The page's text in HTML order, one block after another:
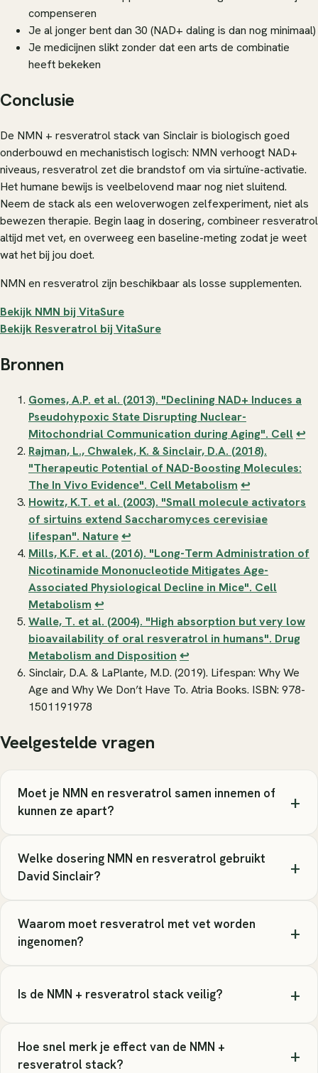
compenseren
Je al jonger bent dan 30 (NAD+ daling is dan nog minimaal)
Je medicijnen slikt zonder dat een arts de combinatie
heeft bekeken
Conclusie
De NMN + resveratrol stack van Sinclair is biologisch goed
onderbouwd en mechanistisch logisch: NMN verhoogt NAD+
niveaus, resveratrol zet die brandstof om via sirtuïne-activatie.
Het humane bewijs is veelbelovend maar nog niet sluitend.
Neem de stack als een weloverwogen zelfexperiment, niet als
bewezen therapie. Begin laag in dosering, combineer resveratrol
altijd met vet, en overweeg een baseline-meting zodat je weet
wat het bij jou doet.
NMN en resveratrol zijn beschikbaar als losse supplementen.
Bekijk NMN bij VitaSure
Bekijk Resveratrol bij VitaSure
Bronnen
Gomes, A.P. et al. (2013). "Declining NAD+ Induces a
Pseudohypoxic State Disrupting Nuclear-
Mitochondrial Communication during Aging". Cell ↩
Rajman, L., Chwalek, K. & Sinclair, D.A. (2018).
"Therapeutic Potential of NAD-Boosting Molecules:
The In Vivo Evidence". Cell Metabolism ↩
Howitz, K.T. et al. (2003). "Small molecule activators
of sirtuins extend Saccharomyces cerevisiae
lifespan". Nature↩
Mills, K.F. et al. (2016). "Long-Term Administration of
Nicotinamide Mononucleotide Mitigates Age-
Associated Physiological Decline in Mice". Cell
Metabolism ↩
Walle, T. et al. (2004). "High absorption but very low
bioavailability of oral resveratrol in humans". Drug
Metabolism and Disposition ↩
Sinclair, D.A. & LaPlante, M.D. (2019). Lifespan: Why We
Age and Why We Don’t Have To. Atria Books. ISBN: 978-
1501191978
Veelgestelde vragen
Moet je NMN en resveratrol samen innemen of
kunnen ze apart?
+
Welke dosering NMN en resveratrol gebruikt
David Sinclair?
+
Waarom moet resveratrol met vet worden
ingenomen?
+
Is de NMN + resveratrol stack veilig? +
Hoe snel merk je effect van de NMN +
resveratrol stack?
+